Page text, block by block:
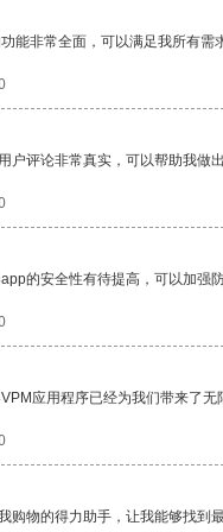
能非常全面，可以满足我所有需
户评论非常真实，可以帮助我做
的安全性有待提高，可以加强
应用程序已经为我们带来了无
购物的得力助手，让我能够找到